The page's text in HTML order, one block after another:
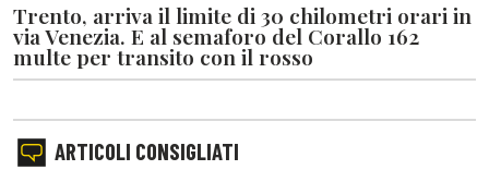
Trento, arriva il limite di 30 chilometri orari in
via Venezia. E al semaforo del Corallo 162
multe per transito con il rosso
ARTICOLI CONSIGLIATI